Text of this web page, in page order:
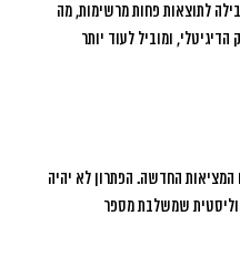
לתוצאות פחות מרשימות, מה
ומוביל לעוד יותר
החדשה. הפתרון לא יהיה
שמשלבת מספר